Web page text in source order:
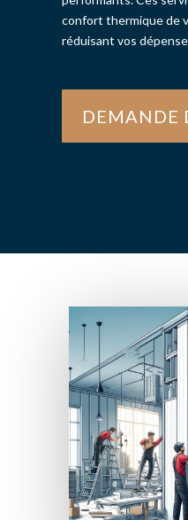
confort thermique de
réduisant vos
DEMANDE